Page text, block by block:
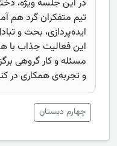
تیم متفکران گرد هم
ایده‌پردازی، بحث و
این فعالیت جذاب با
مسئله و کار گروهی
و تجربه‌ی همکاری در
چهارم دبستان